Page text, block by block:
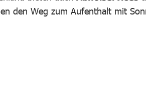
den Weg zum Aufenthalt mit